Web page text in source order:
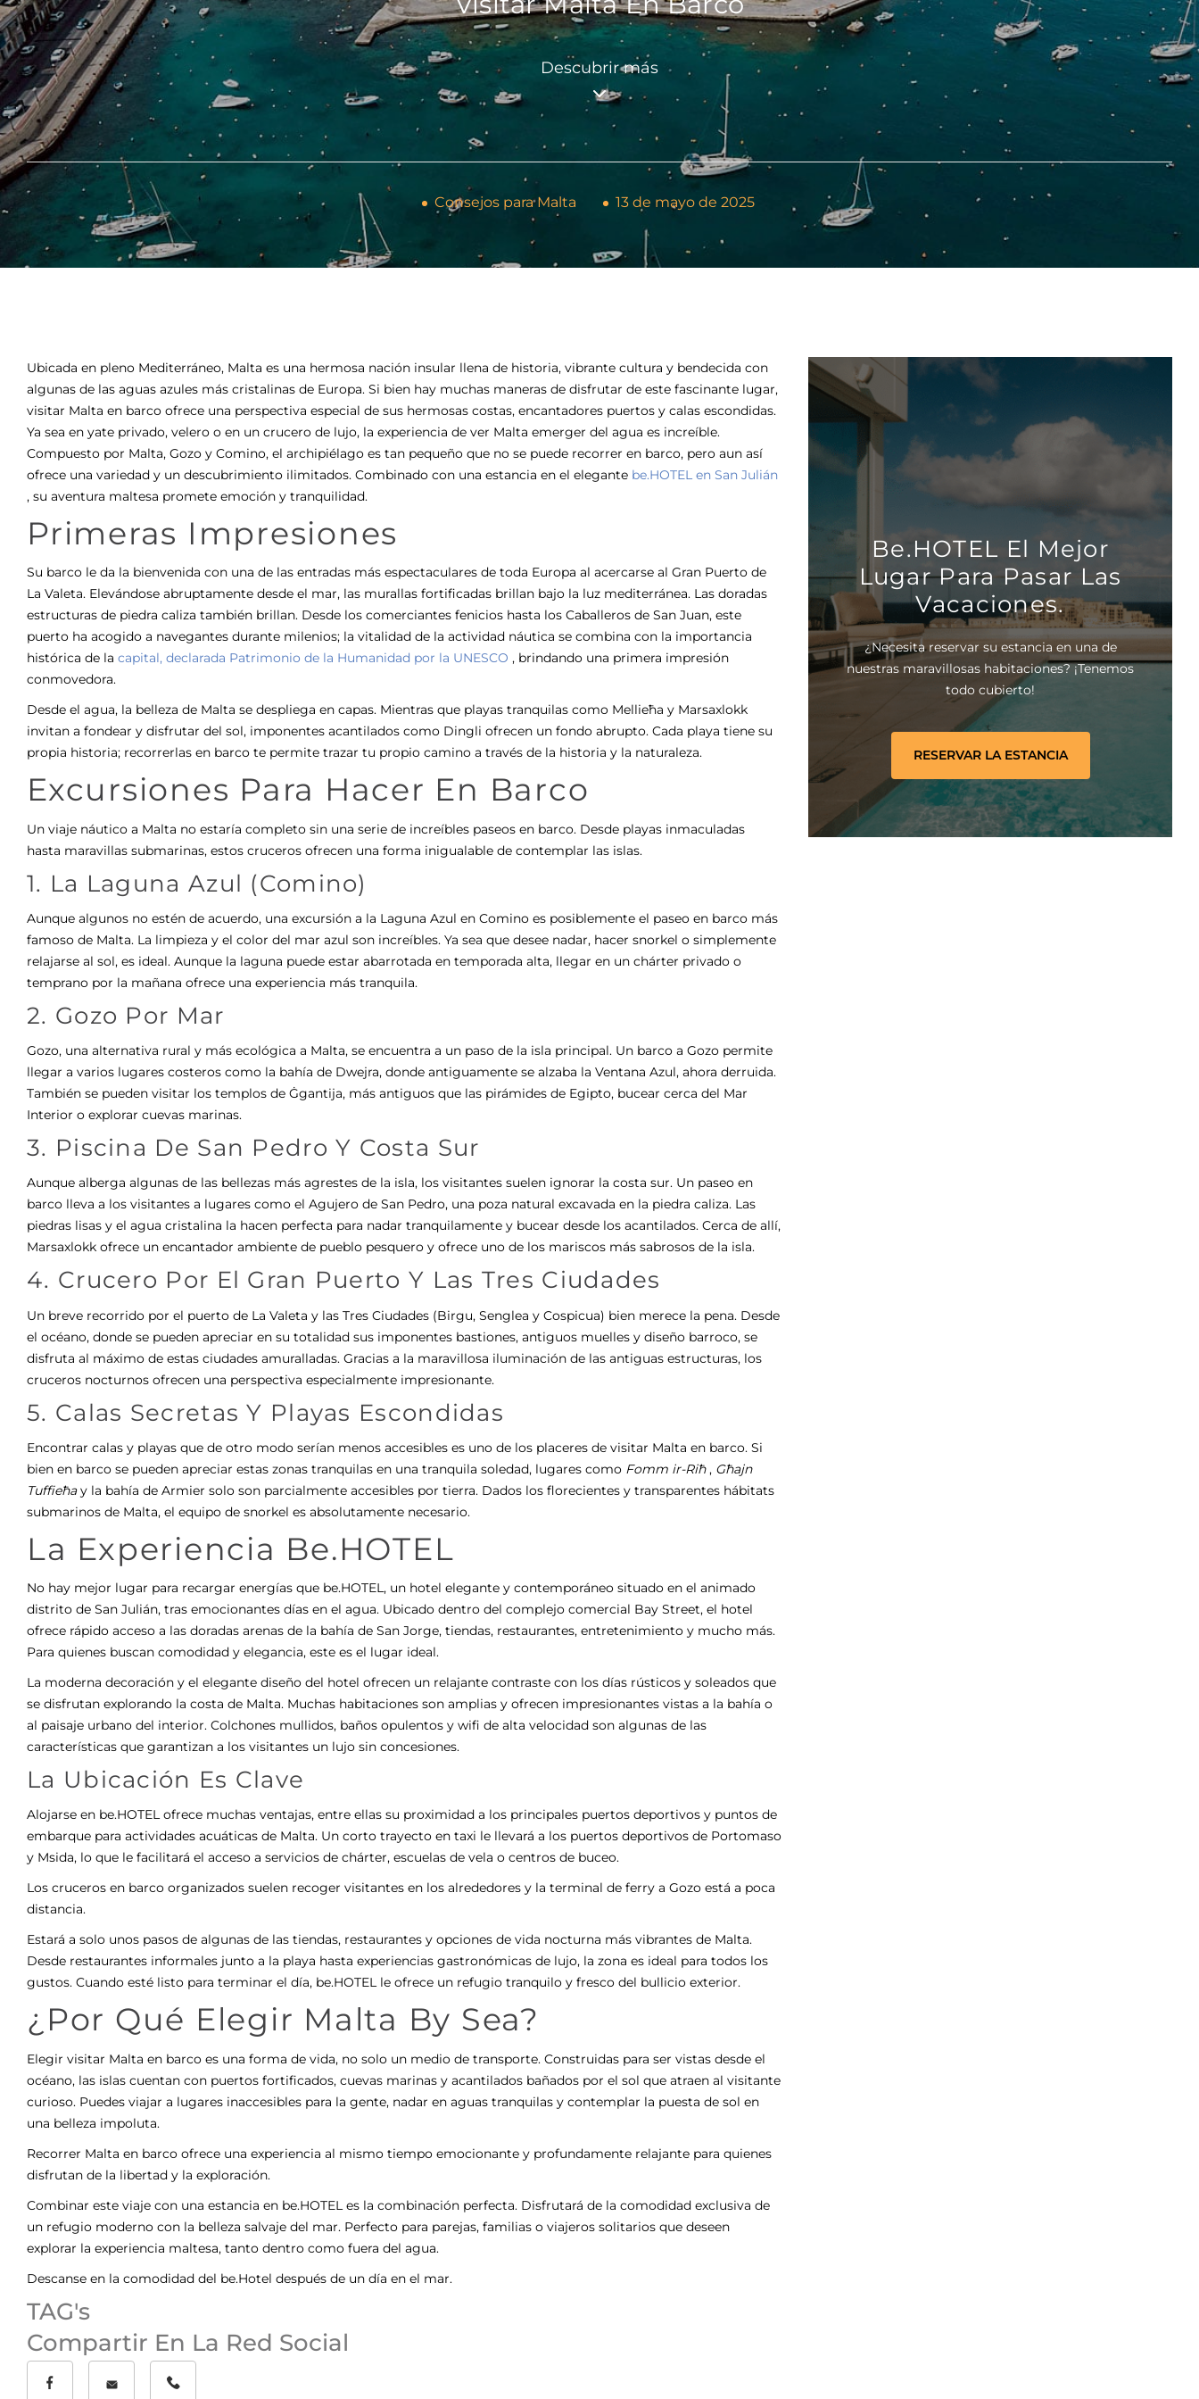
Descubrir más
Consejos para Malta 13 de mayo de 2025
Ubicada en pleno Mediterráneo, Malta es una hermosa nación insular llena de historia, vibrante cultura y bendecida con
algunas de las aguas azules más cristalinas de Europa. Si bien hay muchas maneras de disfrutar de este fascinante lugar,
visitar Malta en barco ofrece una perspectiva especial de sus hermosas costas, encantadores puertos y calas escondidas.
Ya sea en yate privado, velero o en un crucero de lujo, la experiencia de ver Malta emerger del agua es increíble.
Compuesto por Malta, Gozo y Comino, el archipiélago es tan pequeño que no se puede recorrer en barco, pero aun así
ofrece una variedad y un descubrimiento ilimitados. Combinado con una estancia en el elegante be.HOTEL en San Julián
, su aventura maltesa promete emoción y tranquilidad.
Primeras Impresiones
Su barco le da la bienvenida con una de las entradas más espectaculares de toda Europa al acercarse al Gran Puerto de
La Valeta. Elevándose abruptamente desde el mar, las murallas fortificadas brillan bajo la luz mediterránea. Las doradas
estructuras de piedra caliza también brillan. Desde los comerciantes fenicios hasta los Caballeros de San Juan, este
puerto ha acogido a navegantes durante milenios; la vitalidad de la actividad náutica se combina con la importancia
histórica de la capital, declarada Patrimonio de la Humanidad por la UNESCO , brindando una primera impresión
conmovedora.
Desde el agua, la belleza de Malta se despliega en capas. Mientras que playas tranquilas como Mellieħa y Marsaxlokk
invitan a fondear y disfrutar del sol, imponentes acantilados como Dingli ofrecen un fondo abrupto. Cada playa tiene su
propia historia; recorrerlas en barco te permite trazar tu propio camino a través de la historia y la naturaleza.
Excursiones Para Hacer En Barco
Un viaje náutico a Malta no estaría completo sin una serie de increíbles paseos en barco. Desde playas inmaculadas
hasta maravillas submarinas, estos cruceros ofrecen una forma inigualable de contemplar las islas.
1. La Laguna Azul (Comino)
Aunque algunos no estén de acuerdo, una excursión a la Laguna Azul en Comino es posiblemente el paseo en barco más
famoso de Malta. La limpieza y el color del mar azul son increíbles. Ya sea que desee nadar, hacer snorkel o simplemente
relajarse al sol, es ideal. Aunque la laguna puede estar abarrotada en temporada alta, llegar en un chárter privado o
temprano por la mañana ofrece una experiencia más tranquila.
2. Gozo Por Mar
Gozo, una alternativa rural y más ecológica a Malta, se encuentra a un paso de la isla principal. Un barco a Gozo permite
llegar a varios lugares costeros como la bahía de Dwejra, donde antiguamente se alzaba la Ventana Azul, ahora derruida.
También se pueden visitar los templos de Ġgantija, más antiguos que las pirámides de Egipto, bucear cerca del Mar
Interior o explorar cuevas marinas.
3. Piscina De San Pedro Y Costa Sur
Aunque alberga algunas de las bellezas más agrestes de la isla, los visitantes suelen ignorar la costa sur. Un paseo en
barco lleva a los visitantes a lugares como el Agujero de San Pedro, una poza natural excavada en la piedra caliza. Las
piedras lisas y el agua cristalina la hacen perfecta para nadar tranquilamente y bucear desde los acantilados. Cerca de allí,
Marsaxlokk ofrece un encantador ambiente de pueblo pesquero y ofrece uno de los mariscos más sabrosos de la isla.
4. Crucero Por El Gran Puerto Y Las Tres Ciudades
Un breve recorrido por el puerto de La Valeta y las Tres Ciudades (Birgu, Senglea y Cospicua) bien merece la pena. Desde
el océano, donde se pueden apreciar en su totalidad sus imponentes bastiones, antiguos muelles y diseño barroco, se
disfruta al máximo de estas ciudades amuralladas. Gracias a la maravillosa iluminación de las antiguas estructuras, los
cruceros nocturnos ofrecen una perspectiva especialmente impresionante.
5. Calas Secretas Y Playas Escondidas
Encontrar calas y playas que de otro modo serían menos accesibles es uno de los placeres de visitar Malta en barco. Si
bien en barco se pueden apreciar estas zonas tranquilas en una tranquila soledad, lugares como Fomm ir-Riħ, Għajn
Tuffieħay la bahía de Armier solo son parcialmente accesibles por tierra. Dados los florecientes y transparentes hábitats
submarinos de Malta, el equipo de snorkel es absolutamente necesario.
La Experiencia Be.HOTEL
No hay mejor lugar para recargar energías que be.HOTEL, un hotel elegante y contemporáneo situado en el animado
distrito de San Julián, tras emocionantes días en el agua. Ubicado dentro del complejo comercial Bay Street, el hotel
ofrece rápido acceso a las doradas arenas de la bahía de San Jorge, tiendas, restaurantes, entretenimiento y mucho más.
Para quienes buscan comodidad y elegancia, este es el lugar ideal.
La moderna decoración y el elegante diseño del hotel ofrecen un relajante contraste con los días rústicos y soleados que
se disfrutan explorando la costa de Malta. Muchas habitaciones son amplias y ofrecen impresionantes vistas a la bahía o
al paisaje urbano del interior. Colchones mullidos, baños opulentos y wifi de alta velocidad son algunas de las
características que garantizan a los visitantes un lujo sin concesiones.
La Ubicación Es Clave
Alojarse en be.HOTEL ofrece muchas ventajas, entre ellas su proximidad a los principales puertos deportivos y puntos de
embarque para actividades acuáticas de Malta. Un corto trayecto en taxi le llevará a los puertos deportivos de Portomaso
y Msida, lo que le facilitará el acceso a servicios de chárter, escuelas de vela o centros de buceo.
Los cruceros en barco organizados suelen recoger visitantes en los alrededores y la terminal de ferry a Gozo está a poca
distancia.
Estará a solo unos pasos de algunas de las tiendas, restaurantes y opciones de vida nocturna más vibrantes de Malta.
Desde restaurantes informales junto a la playa hasta experiencias gastronómicas de lujo, la zona es ideal para todos los
gustos. Cuando esté listo para terminar el día, be.HOTEL le ofrece un refugio tranquilo y fresco del bullicio exterior.
¿Por Qué Elegir Malta By Sea?
Elegir visitar Malta en barco es una forma de vida, no solo un medio de transporte. Construidas para ser vistas desde el
océano, las islas cuentan con puertos fortificados, cuevas marinas y acantilados bañados por el sol que atraen al visitante
curioso. Puedes viajar a lugares inaccesibles para la gente, nadar en aguas tranquilas y contemplar la puesta de sol en
una belleza impoluta.
Recorrer Malta en barco ofrece una experiencia al mismo tiempo emocionante y profundamente relajante para quienes
disfrutan de la libertad y la exploración.
Combinar este viaje con una estancia en be.HOTEL es la combinación perfecta. Disfrutará de la comodidad exclusiva de
un refugio moderno con la belleza salvaje del mar. Perfecto para parejas, familias o viajeros solitarios que deseen
explorar la experiencia maltesa, tanto dentro como fuera del agua.
Descanse en la comodidad del be.Hotel después de un día en el mar.
TAG's
Compartir En La Red Social
Be.HOTEL El Mejor
Lugar Para Pasar Las
Vacaciones.
¿Necesita reservar su estancia en una de
nuestras maravillosas habitaciones? ¡Tenemos
todo cubierto!
RESERVAR LA ESTANCIA